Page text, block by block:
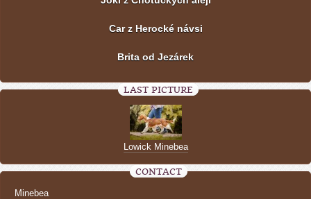
Car z Herocké návsi
Brita od Jezárek
LAST PICTURE
Lowick Minebea
CONTACT
Minebea